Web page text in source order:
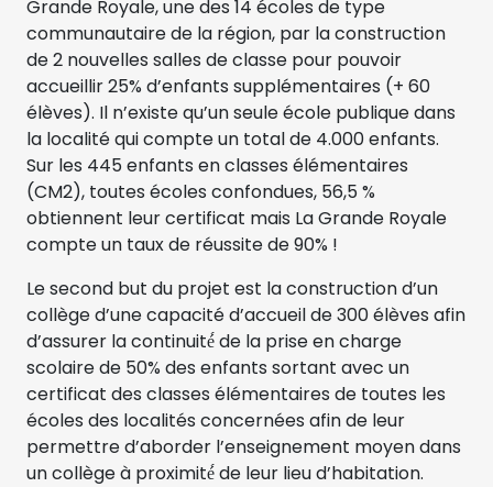
Grande Royale, une des 14 écoles de type
communautaire de la région, par la construction
de 2 nouvelles salles de classe pour pouvoir
accueillir 25% d’enfants supplémentaires (+ 60
élèves). Il n’existe qu’un seule école publique dans
la localité qui compte un total de 4.000 enfants.
Sur les 445 enfants en classes élémentaires
(CM2), toutes écoles confondues, 56,5 %
obtiennent leur certificat mais La Grande Royale
compte un taux de réussite de 90% !
Le second but du projet est la construction d’un
collège d’une capacité d’accueil de 300 élèves afin
d’assurer la continuité́ de la prise en charge
scolaire de 50% des enfants sortant avec un
certificat des classes élémentaires de toutes les
écoles des localités concernées afin de leur
permettre d’aborder l’enseignement moyen dans
un collège à proximité́ de leur lieu d’habitation.